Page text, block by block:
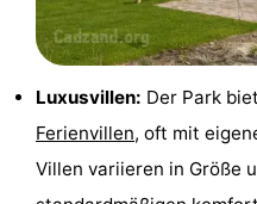
Indoor-
Spielplätze
Bowling
Minigolfplätze
Wellness-
Zentren
Dörfer
Luxusvillen: Der Park
Ferienvillen, oft mit
Villen variieren in Größe